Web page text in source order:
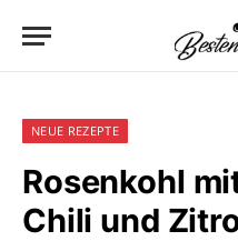
NEUE REZEPTE
Rosenkohl
Chili und